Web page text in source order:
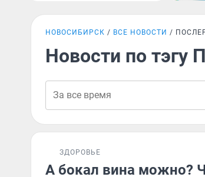
НОВОСИБИРСК ВСЕ НОВОСТИ
Новости по тэгу
ЗДОРОВЬЕ
А бокал вина можно?